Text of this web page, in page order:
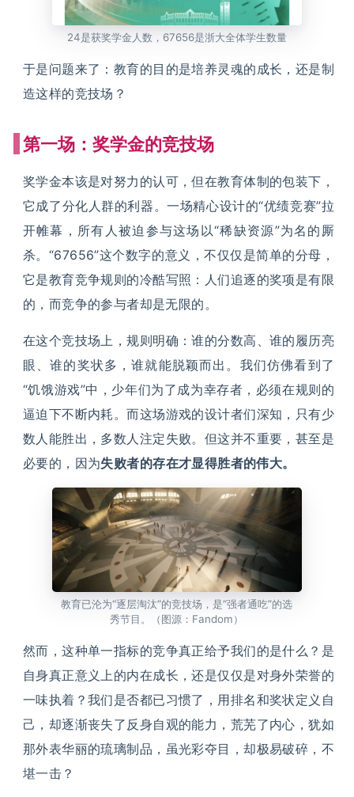
24是获奖学金人数，67656是浙大全体学生数量
于是问题来了：教育的目的是培养灵魂的成长，还是制
造这样的竞技场？
第一场：奖学金的竞技场
奖学金本该是对努力的认可，但在教育体制的包装下，
它成了分化人群的利器。一场精心设计的“优绩竞赛”拉
开帷幕，所有人被迫参与这场以“稀缺资源”为名的厮
杀。“67656”这个数字的意义，不仅仅是简单的分母，
它是教育竞争规则的冷酷写照：人们追逐的奖项是有限
的，而竞争的参与者却是无限的。
在这个竞技场上，规则明确：谁的分数高、谁的履历亮
眼、谁的奖状多，谁就能脱颖而出。我们仿佛看到了
“饥饿游戏”中，少年们为了成为幸存者，必须在规则的
逼迫下不断内耗。而这场游戏的设计者们深知，只有少
数人能胜出，多数人注定失败。但这并不重要，甚至是
必要的，因为失败者的存在才显得胜者的伟大。
教育已沦为“逐层淘汰”的竞技场，是“强者通吃”的选
秀节目。（图源：Fandom）
然而，这种单一指标的竞争真正给予我们的是什么？是
自身真正意义上的内在成长，还是仅仅是对身外荣誉的
一味执着？我们是否都已习惯了，用排名和奖状定义自
己，却逐渐丧失了反身自观的能力，荒芜了内心，犹如
那外表华丽的琉璃制品，虽光彩夺目，却极易破碎，不
堪一击？